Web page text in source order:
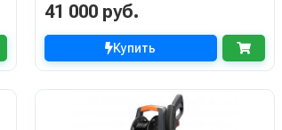
41 000 руб.
Купить